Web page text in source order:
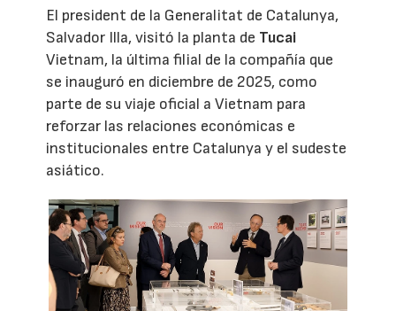
El president de la Generalitat de Catalunya,
Salvador Illa, visitó la planta de Tucai
Vietnam, la última filial de la compañía que
se inauguró en diciembre de 2025, como
parte de su viaje oficial a Vietnam para
reforzar las relaciones económicas e
institucionales entre Catalunya y el sudeste
asiático.